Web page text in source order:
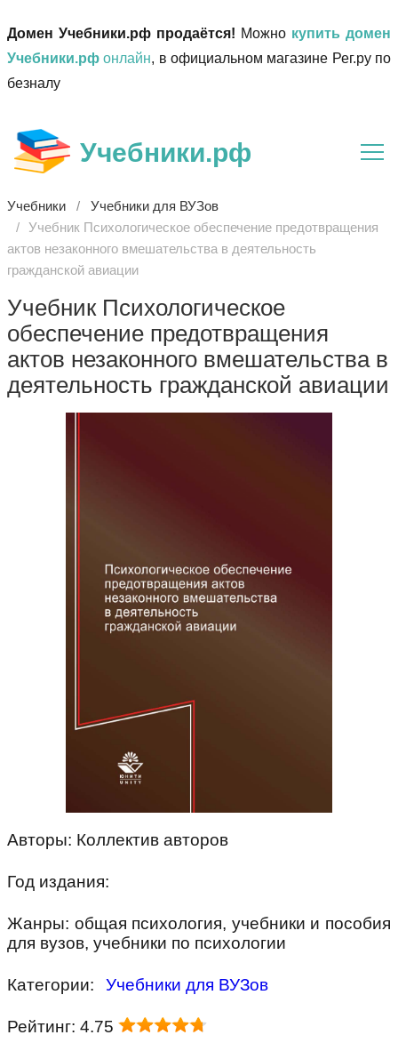
Домен Учебники.рф продаётся! Можно купить домен
Учебники.рф онлайн, в официальном магазине Рег.ру по
безналу
Учебники.рф
Учебники
Учебники для ВУЗов
Учебник Психологическое обеспечение предотвращения
актов незаконного вмешательства в деятельность
гражданской авиации
Учебник Психологическое
обеспечение предотвращения
актов незаконного вмешательства в
деятельность гражданской авиации
Авторы: Коллектив авторов
Год издания:
Жанры: общая психология, учебники и пособия
для вузов, учебники по психологии
Категории: Учебники для ВУЗов
Рейтинг: 4.75